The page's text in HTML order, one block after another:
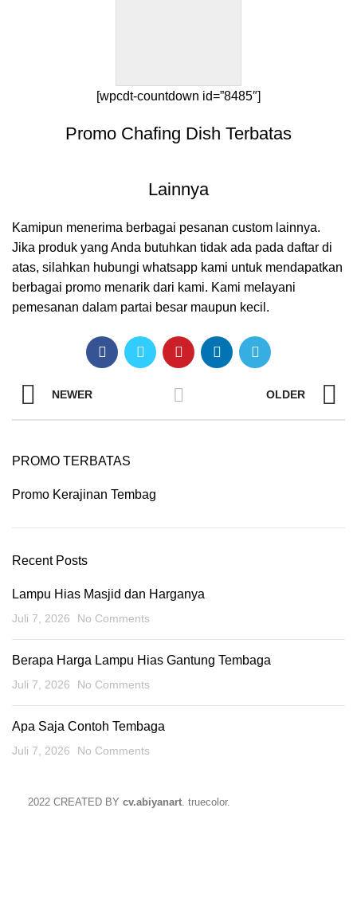
[wpcdt-countdown id=”8485″]
Promo Chafing Dish Terbatas
Lainnya
Kamipun menerima berbagai pesanan custom lainnya.
Jika produk yang Anda butuhkan tidak ada pada daftar di
atas, silahkan hubungi whatsapp kami untuk mendapatkan
berbagai promo menarik dari kami. Kami melayani
pemesanan dalam partai besar maupun kecil.
NEWER OLDER
PROMO TERBATAS
Promo Kerajinan Tembag
Recent Posts
Lampu Hias Masjid dan Harganya
Juli 7, 2026 No Comments
Berapa Harga Lampu Hias Gantung Tembaga
Juli 7, 2026 No Comments
Apa Saja Contoh Tembaga
Juli 7, 2026 No Comments
2022 CREATED BY cv.abiyanart . truecolor.